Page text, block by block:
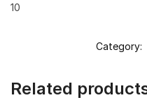
10
Category:
Related